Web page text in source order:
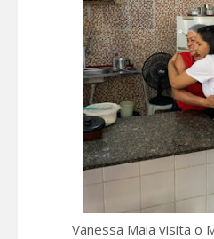
Vanessa Maia visita o